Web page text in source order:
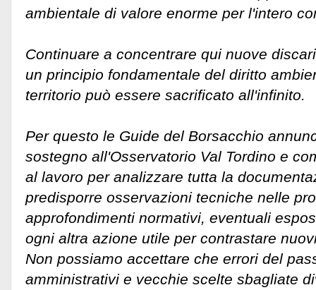
ambientale di valore enorme per l'intero
Continuare a concentrare qui nuove
un principio fondamentale del diritto
territorio può essere sacrificato all'infinito.
Per questo le Guide del Borsacchio
sostegno all'Osservatorio Val Tordino e
al lavoro per analizzare tutta la
predisporre osservazioni tecniche nelle
approfondimenti normativi, eventuali
ogni altra azione utile per contrastare
Non possiamo accettare che errori del
amministrativi e vecchie scelte sbagliate